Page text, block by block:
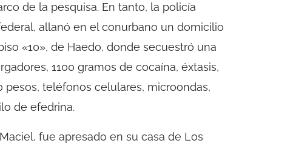
de la pesquisa. En tanto, la policía
allanó en el conurbano un domicilio
«10», de Haedo, donde secuestró una
1100 gramos de cocaína, éxtasis,
pesos, teléfonos celulares, microondas,
de efedrina.
fue apresado en su casa de Los